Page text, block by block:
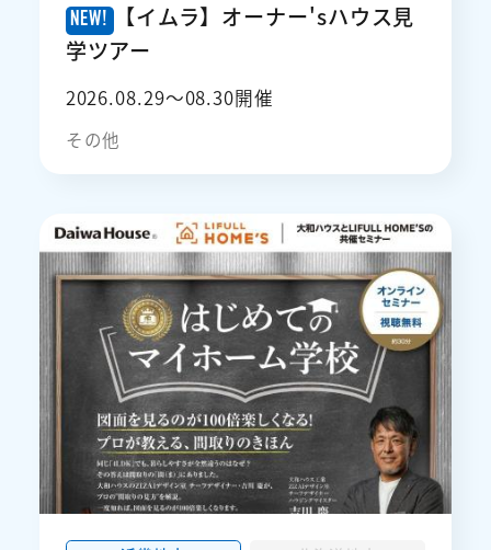
【イムラ】オーナー'sハウス見
学ツアー
2026.08.29〜08.30開催
その他